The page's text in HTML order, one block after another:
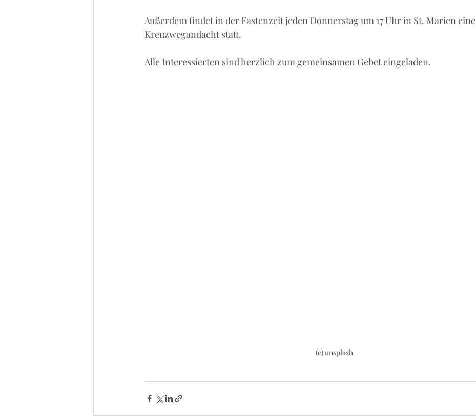
Außerdem findet in der Fastenzeit jeden Donnerstag um 17 Uhr in St. Marien eine
Kreuzwegandacht statt.
Alle Interessierten sind herzlich zum gemeinsamen Gebet eingeladen.
(c) unsplash